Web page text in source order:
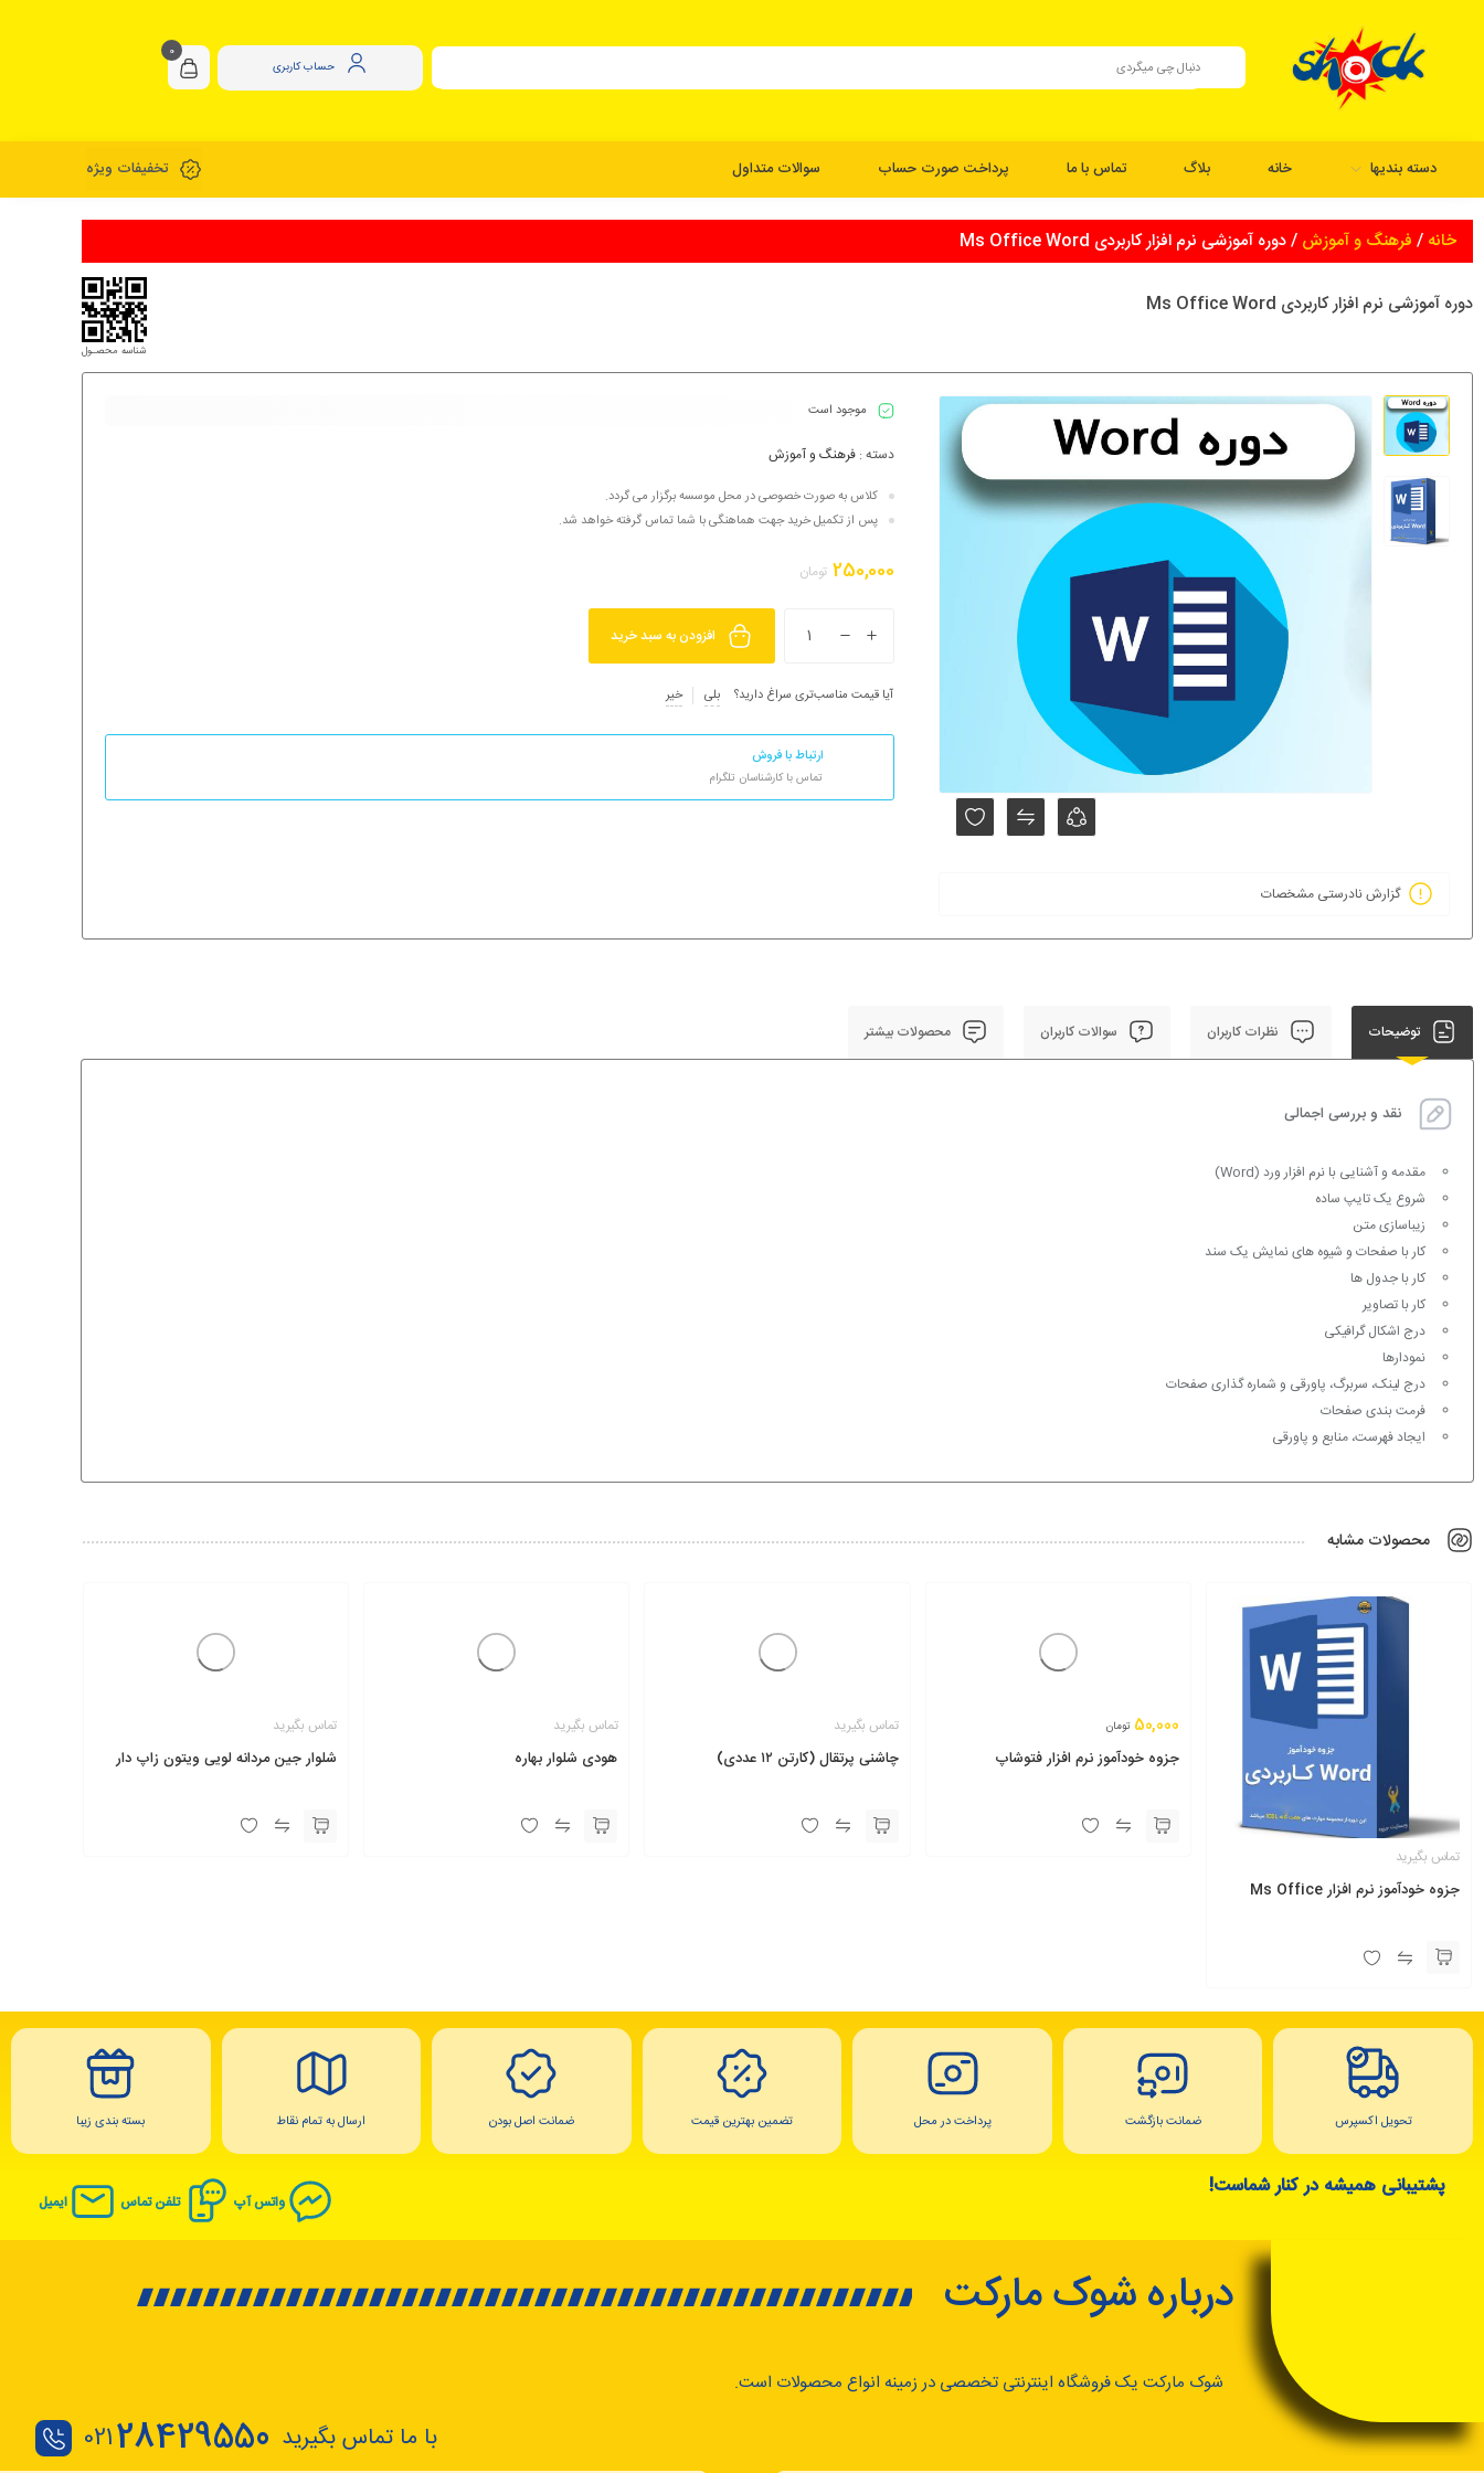
حساب کاربری
0
دسته بندیها خانه بلاگ تماس با ما پرداخت صورت حساب سوالات متداول تخفیفات ویژه
خانه / فرهنگ و آموزش / دوره آموزشی نرم افزار کاربردی Ms Office Word
دوره آموزشی نرم افزار کاربردی Ms Office Word
شناسه محصـول
گزارش نادرستی مشخصات
موجود است
دسته :فرهنگ و آموزش
کلاس به صورت خصوصی در محل موسسه برگزار می گردد.
پس از تکمیل خرید جهت هماهنگی با شما تماس گرفته خواهد شد.
250,000 تومان
افزودن به سبد خرید
آیا قیمت مناسب‌تری سراغ دارید؟ بلی خیر
ارتباط با فروش
تماس با کارشناسان تلگرام
توضیحات نظرات کاربران سوالات کاربران محصولات بیشتر
نقد و بررسی اجمالی
مقدمه و آشنایی با نرم افزار ورد (Word)
شروع یک تایپ ساده
زیباسازی متن
کار با صفحات و شیوه های نمایش یک سند
کار با جدول ها
کار با تصاویر
درج اشکال گرافیکی
نمودارها
درج لینک، سربرگ، پاورقی و شماره گذاری صفحات
فرمت بندی صفحات
ایجاد فهرست، منابع و پاورقی
محصولات مشابه
تماس بگیرید
جزوه خودآموز نرم افزار Ms Office
50,000 تومان
جزوه خودآموز نرم افزار فتوشاپ
تماس بگیرید
چاشنی پرتقال (کارتن ۱۲ عددی)
تماس بگیرید
هودی شلوار بهاره
تماس بگیرید
شلوار جین مردانه لویی ویتون زاپ دار
تحویل اکسپرس ضمانت بازگشت پرداخت در محل تضمین بهترین قیمت ضمانت اصل بودن ارسال به تمام نقاط بسته بندی زیبا
پشتیبانی همیشه در کنار شماست!
واتس آپ تلفن تماس ایمیل
درباره شوک مارکت
شوک مارکت یک فروشگاه اینترنتی تخصصی در زمینه انواع محصولات است.
28429550
021 با ما تماس بگیرید